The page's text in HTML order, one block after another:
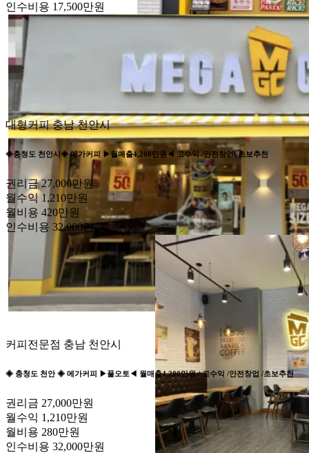
인수비용 17,500만원
대형커피 충남 천안시
◈충청도 천안시◈ 메가커피 ▶월매출4,200만원◀ 고수익 /안전창업 /초보추천
권리금 27,000만원
월수익 1,210만원
월비용 420만원
인수비용 32,000만원
커피전문점 충남 천안시
◈ 충청도 천안 ◈ 메가커피 ▶풀오토◀ 월매출4,200만원 / 고수익 /안전창업 /초보추천
권리금 27,000만원
월수익 1,210만원
월비용 280만원
인수비용 32,000만원